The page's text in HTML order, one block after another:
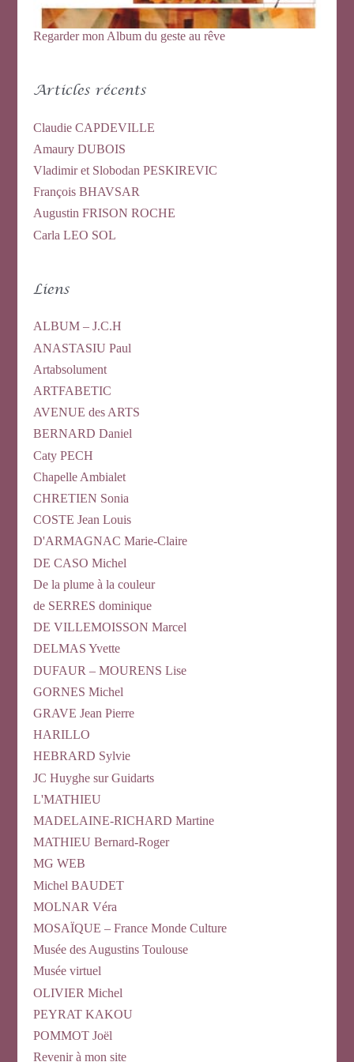
Regarder mon Album du geste au rêve
Articles récents
Claudie CAPDEVILLE
Amaury DUBOIS
Vladimir et Slobodan PESKIREVIC
François BHAVSAR
Augustin FRISON ROCHE
Carla LEO SOL
Liens
ALBUM – J.C.H
ANASTASIU Paul
Artabsolument
ARTFABETIC
AVENUE des ARTS
BERNARD Daniel
Caty PECH
Chapelle Ambialet
CHRETIEN Sonia
COSTE Jean Louis
D'ARMAGNAC Marie-Claire
DE CASO Michel
De la plume à la couleur
de SERRES dominique
DE VILLEMOISSON Marcel
DELMAS Yvette
DUFAUR – MOURENS Lise
GORNES Michel
GRAVE Jean Pierre
HARILLO
HEBRARD Sylvie
JC Huyghe sur Guidarts
L'MATHIEU
MADELAINE-RICHARD Martine
MATHIEU Bernard-Roger
MG WEB
Michel BAUDET
MOLNAR Véra
MOSAÏQUE – France Monde Culture
Musée des Augustins Toulouse
Musée virtuel
OLIVIER Michel
PEYRAT KAKOU
POMMOT Joël
Revenir à mon site